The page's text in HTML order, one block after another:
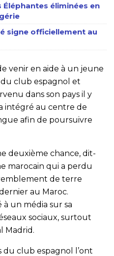
Éléphantes éliminées en
signe officiellement au
venir en aide à un jeune
du club espagnol et
dans son pays il y
intégré au centre de
afin de poursuivre
deuxième chance, dit-
marocain qui a perdu
de terre
au Maroc.
à un média sur sa
sociaux, surtout
Madrid.
du club espagnol l’ont